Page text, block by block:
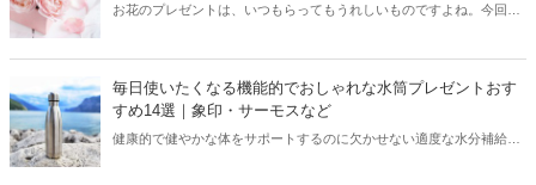
お花のプレゼントは、いつもらってもうれしいものですよね。今回
違った魅力を持つフラワーギフトが満載。女性だけでなく男性にも贈
りやすいハイセンスなアイテムも集めたので、シーンに合わせて選ん
でみてくださいね。
毎日使いたくなる機能的でおしゃれな水筒プレゼントおす
すめ14選｜象印・サーモスなど
健康的で健やかな体をサポートするのに欠かせない適度な水分補給。